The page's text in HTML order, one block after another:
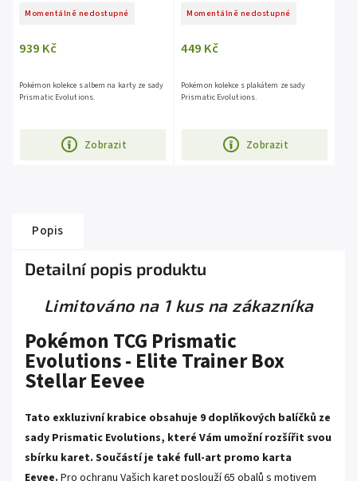
Momentálně nedostupné
939 Kč
Zobrazit
Pokémon kolekce s albem na karty ze sady
Prismatic Evolutions.
Momentálně nedostupné
449 Kč
Zobrazit
Pokémon kolekce s plakátem ze sady
Prismatic Evolutions.
Popis
Detailní popis produktu
Limitováno na 1 kus na zákazníka
Pokémon TCG Prismatic
Evolutions - Elite Trainer Box
Stellar Eevee
Tato exkluzivní krabice obsahuje 9 doplňkových balíčků ze
sady Prismatic Evolutions, které Vám umožní rozšířit svou
sbírku karet. Součástí je také full-art promo karta
Eevee. Pro ochranu Vašich karet poslouží 65 obalů s motivem